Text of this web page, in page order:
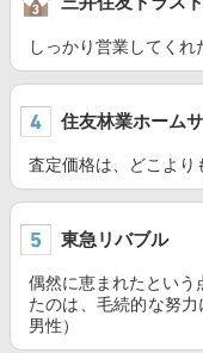
しっかり営業してくれ
住友林業ホーム
査定価格は、どこより
東急リバブル
偶然に恵まれたという
たのは、毛続的な努
男性）